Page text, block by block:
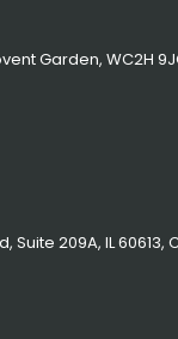
Garden, WC2H
Suite 209A, IL 60613,